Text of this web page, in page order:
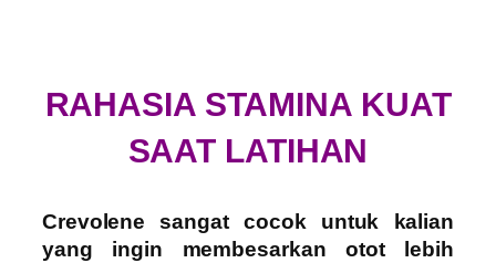
RAHASIA STAMINA KUAT
SAAT LATIHAN
Crevolene sangat cocok untuk kalian
yang ingin membesarkan otot lebih